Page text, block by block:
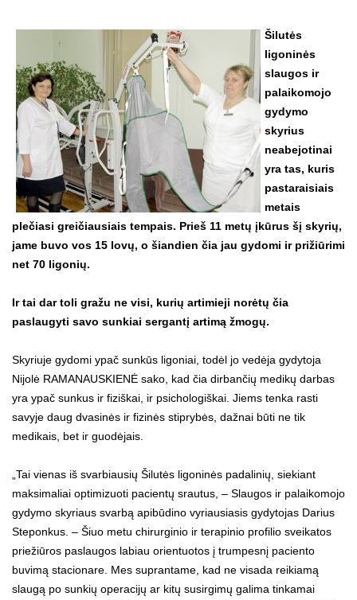
Šilutės
ligoninės
slaugos ir
palaikomojo
gydymo
skyrius
neabejotinai
yra tas, kuris
pastaraisiais
metais
plečiasi greičiausiais tempais. Prieš 11 metų įkūrus šį skyrių,
jame buvo vos 15 lovų, o šiandien čia jau gydomi ir prižiūrimi
net 70 ligonių.
Ir tai dar toli gražu ne visi, kurių artimieji norėtų čia
paslaugyti savo sunkiai sergantį artimą žmogų.
Skyriuje gydomi ypač sunkūs ligoniai, todėl jo vedėja gydytoja
Nijolė RAMANAUSKIENĖ sako, kad čia dirbančių medikų darbas
yra ypač sunkus ir fiziškai, ir psichologiškai. Jiems tenka rasti
savyje daug dvasinės ir fizinės stiprybės, dažnai būti ne tik
medikais, bet ir guodėjais.
„Tai vienas iš svarbiausių Šilutės ligoninės padalinių, siekiant
maksimaliai optimizuoti pacientų srautus, – Slaugos ir palaikomojo
gydymo skyriaus svarbą apibūdino vyriausiasis gydytojas Darius
Steponkus. – Šiuo metu chirurginio ir terapinio profilio sveikatos
priežiūros paslaugos labiau orientuotos į trumpesnį paciento
buvimą stacionare. Mes suprantame, kad ne visada reikiamą
slaugą po sunkių operacijų ar kitų susirgimų galima tinkamai